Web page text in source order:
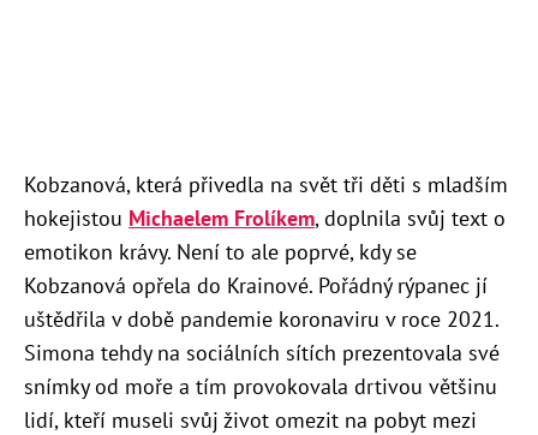
Kobzanová, která přivedla na svět tři děti s mladším
hokejistou Michaelem Frolíkem, doplnila svůj text o
emotikon krávy. Není to ale poprvé, kdy se
Kobzanová opřela do Krainové. Pořádný rýpanec jí
uštědřila v době pandemie koronaviru v roce 2021.
Simona tehdy na sociálních sítích prezentovala své
snímky od moře a tím provokovala drtivou většinu
lidí, kteří museli svůj život omezit na pobyt mezi